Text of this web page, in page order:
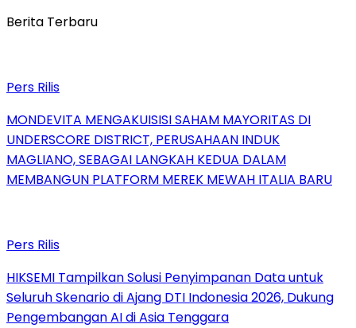
Berita Terbaru
Pers Rilis
MONDEVITA MENGAKUISISI SAHAM MAYORITAS DI
UNDERSCORE DISTRICT, PERUSAHAAN INDUK
MAGLIANO, SEBAGAI LANGKAH KEDUA DALAM
MEMBANGUN PLATFORM MEREK MEWAH ITALIA BARU
Pers Rilis
HIKSEMI Tampilkan Solusi Penyimpanan Data untuk
Seluruh Skenario di Ajang DTI Indonesia 2026, Dukung
Pengembangan AI di Asia Tenggara